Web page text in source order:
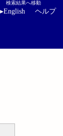
検索結果へ移動
▸English ヘルプ